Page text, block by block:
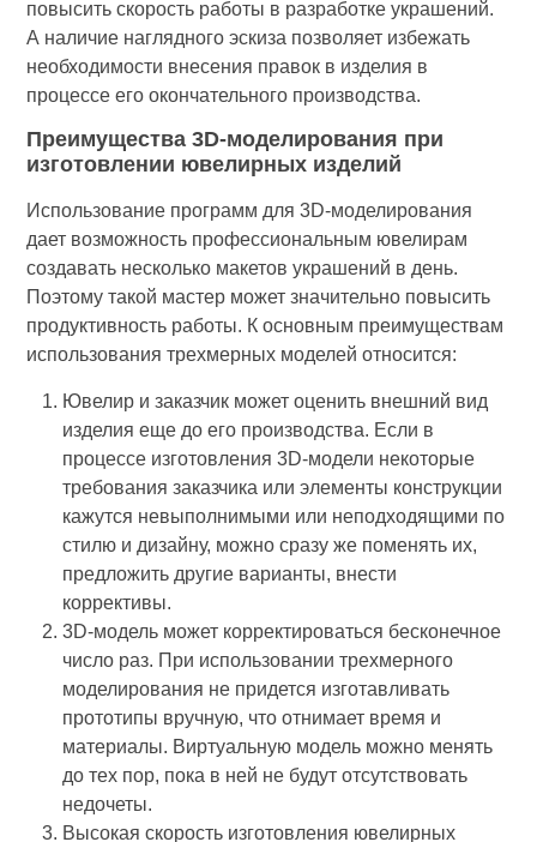
повысить скорость работы в разработке украшений.
А наличие наглядного эскиза позволяет избежать
необходимости внесения правок в изделия в
процессе его окончательного производства.
Преимущества 3D-моделирования при
изготовлении ювелирных изделий
Использование программ для 3D-моделирования
дает возможность профессиональным ювелирам
создавать несколько макетов украшений в день.
Поэтому такой мастер может значительно повысить
продуктивность работы. К основным преимуществам
использования трехмерных моделей относится:
Ювелир и заказчик может оценить внешний вид
изделия еще до его производства. Если в
процессе изготовления 3D-модели некоторые
требования заказчика или элементы конструкции
кажутся невыполнимыми или неподходящими по
стилю и дизайну, можно сразу же поменять их,
предложить другие варианты, внести
коррективы.
3D-модель может корректироваться бесконечное
число раз. При использовании трехмерного
моделирования не придется изготавливать
прототипы вручную, что отнимает время и
материалы. Виртуальную модель можно менять
до тех пор, пока в ней не будут отсутствовать
недочеты.
Высокая скорость изготовления ювелирных